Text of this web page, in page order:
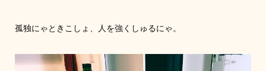
孤独にゃときこしょ、人を強くしゅるにゃ。